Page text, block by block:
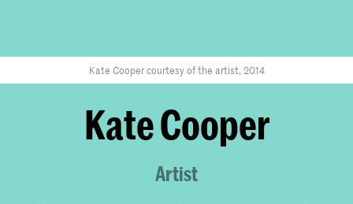
Kate Cooper courtesy of the artist, 2014
Kate Cooper
Artist